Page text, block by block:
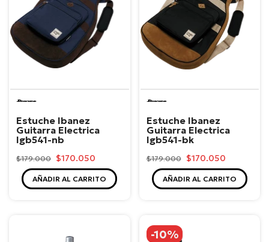
Ibanez
Estuche Ibanez
Guitarra Electrica
Igb541-nb
$179.000 $170.050
AÑADIR AL CARRITO
Ibanez
Estuche Ibanez
Guitarra Electrica
Igb541-bk
$179.000 $170.050
AÑADIR AL CARRITO
-10%